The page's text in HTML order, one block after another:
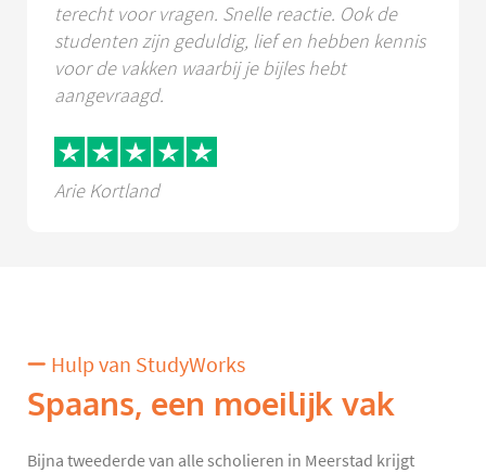
terecht voor vragen. Snelle reactie. Ook de
studenten zijn geduldig, lief en hebben kennis
voor de vakken waarbij je bijles hebt
aangevraagd.
Arie Kortland
Hulp van StudyWorks
Spaans, een moeilijk vak
Bijna tweederde van alle scholieren in Meerstad krijgt